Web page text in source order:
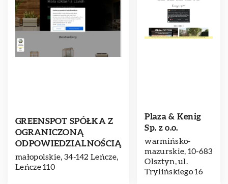
GREENSPOT SPÓŁKA Z
OGRANICZONĄ
ODPOWIEDZIALNOŚCIĄ
małopolskie, 34-142 Leńcze,
Leńcze 110
Plaza & Kenig
Sp. z o.o.
warmińsko-
mazurskie, 10-683
Olsztyn, ul.
Trylińskiego 16